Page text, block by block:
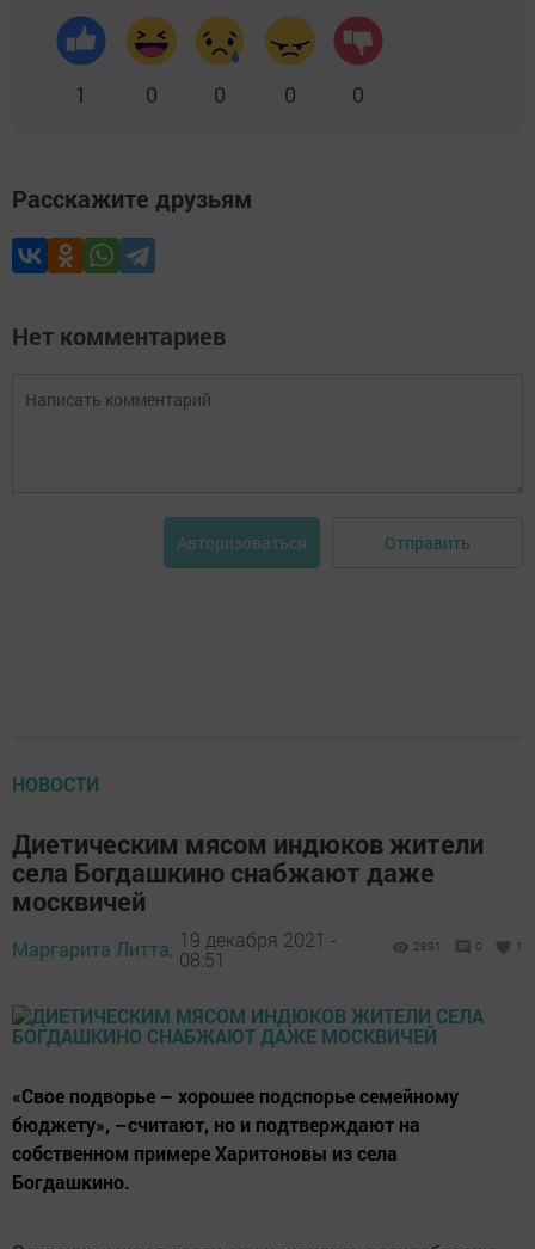
1 0 0 0 0
Расскажите друзьям
Нет комментариев
Авторизоваться Отправить
НОВОСТИ
Диетическим мясом индюков жители
села Богдашкино снабжают даже
москвичей
Маргарита Литта, 19 декабря 2021 -
08:51
2891 0 1
«Свое подворье – хорошее подспорье семейному
бюджету», –считают, но и подтверждают на
собственном примере Харитоновы из села
Богдашкино.